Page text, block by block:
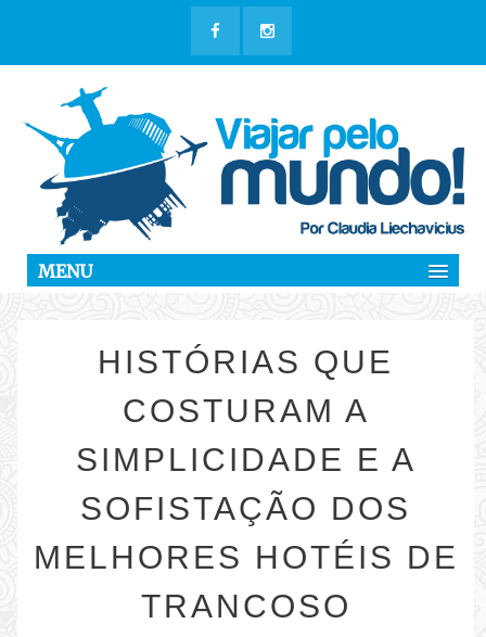
MENU
HISTÓRIAS QUE
COSTURAM A
SIMPLICIDADE E A
SOFISTAÇÃO DOS
MELHORES HOTÉIS DE
TRANCOSO